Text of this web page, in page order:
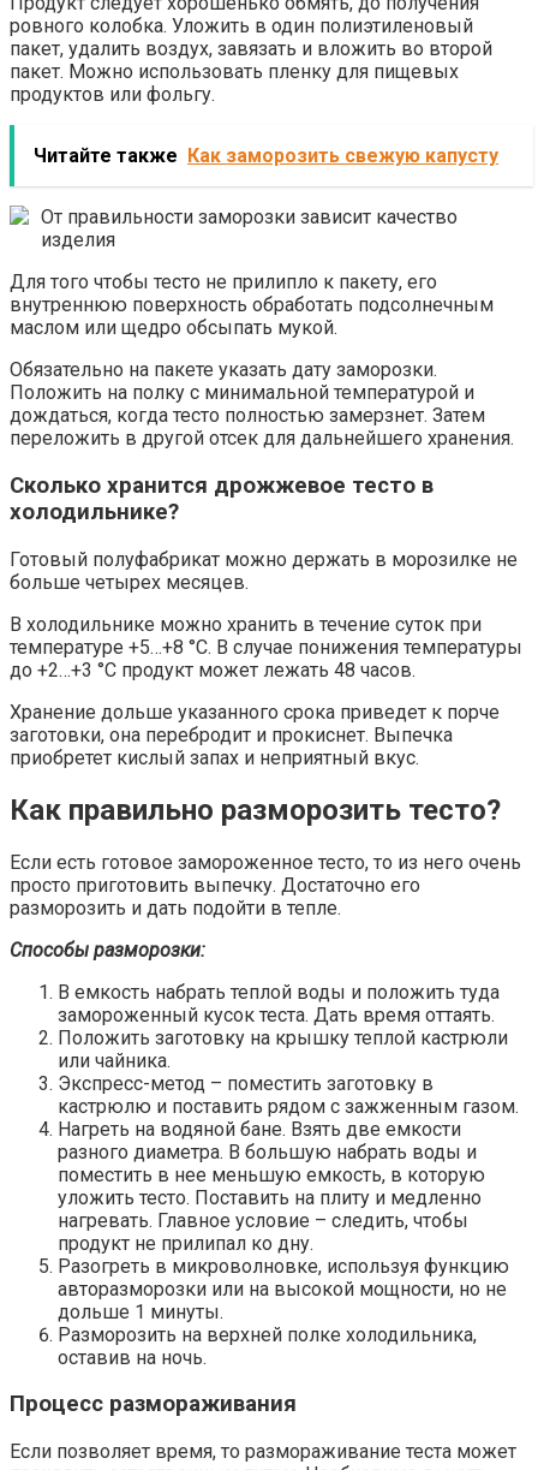
ровного колобка. Уложить в один полиэтиленовый
пакет, удалить воздух, завязать и вложить во второй
пакет. Можно использовать пленку для пищевых
продуктов или фольгу.
Читайте также Как заморозить свежую капусту
От правильности заморозки зависит качество
изделия
Для того чтобы тесто не прилипло к пакету, его
внутреннюю поверхность обработать подсолнечным
маслом или щедро обсыпать мукой.
Обязательно на пакете указать дату заморозки.
Положить на полку с минимальной температурой и
дождаться, когда тесто полностью замерзнет. Затем
переложить в другой отсек для дальнейшего хранения.
Сколько хранится дрожжевое тесто в
холодильнике?
Готовый полуфабрикат можно держать в морозилке не
больше четырех месяцев.
В холодильнике можно хранить в течение суток при
температуре +5…+8 °C. В случае понижения температуры
до +2…+3 °C продукт может лежать 48 часов.
Хранение дольше указанного срока приведет к порче
заготовки, она перебродит и прокиснет. Выпечка
приобретет кислый запах и неприятный вкус.
Как правильно разморозить тесто?
Если есть готовое замороженное тесто, то из него очень
просто приготовить выпечку. Достаточно его
разморозить и дать подойти в тепле.
Способы разморозки:
В емкость набрать теплой воды и положить туда
замороженный кусок теста. Дать время оттаять.
Положить заготовку на крышку теплой кастрюли
или чайника.
Экспресс-метод – поместить заготовку в
кастрюлю и поставить рядом с зажженным газом.
Нагреть на водяной бане. Взять две емкости
разного диаметра. В большую набрать воды и
поместить в нее меньшую емкость, в которую
уложить тесто. Поставить на плиту и медленно
нагревать. Главное условие – следить, чтобы
продукт не прилипал ко дну.
Разогреть в микроволновке, используя функцию
авторазморозки или на высокой мощности, но не
дольше 1 минуты.
Разморозить на верхней полке холодильника,
оставив на ночь.
Процесс размораживания
Если позволяет время, то размораживание теста может